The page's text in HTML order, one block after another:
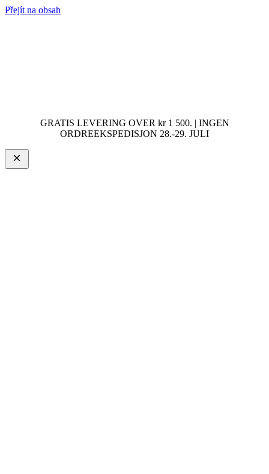
Přejít na obsah
GRATIS LEVERING OVER kr 1 500. | INGEN
ORDREEKSPEDISJON 28.-29. JULI